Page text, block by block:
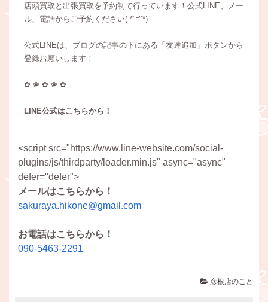
店頭買取と出張買取を予約制で行っています！公式LINE、メー
ル、電話からご予約ください( *´꒳`*)
公式LINEは、ブログの記事の下にある「友達追加」ボタンから
登録お願いします！
✿ ❀ ✿ ❀ ✿
LINE公式はこちらから！
<script src="https://www.line-website.com/social-
plugins/js/thirdparty/loader.min.js" async="async"
defer="defer">
メールはこちらから！
sakuraya.hikone@gmail.com
お電話はこちらから！
090-5463-2291
彦根店のこと